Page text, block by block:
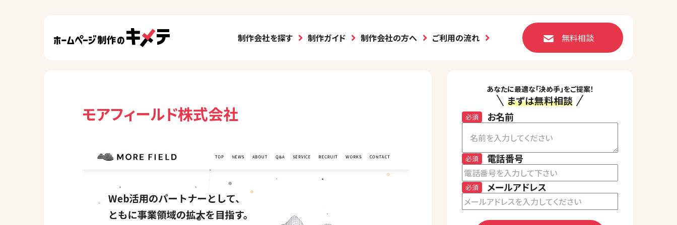
制作会社を探す 制作ガイド 制作会社の方へ ご利用の流れ 無料相談
モアフィールド株式会社
あなたに最適な「決め手」をご提案！
まずは無料相談
お名前
必須
電話番号
必須
メールアドレス
必須